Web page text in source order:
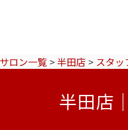
ロン一覧 >半田店 > スタッ
半田店